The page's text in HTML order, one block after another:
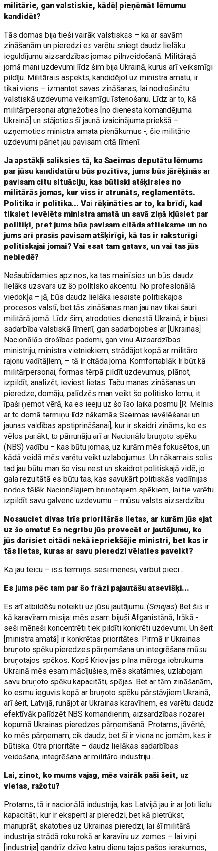
militārie, gan valstiskie, kādēļ pieņēmāt lēmumu
kandidēt?
Tās domas bija tieši vairāk valstiskas – ka ar savām
zināšanām un pieredzi es varētu sniegt daudz lielāku
ieguldījumu aizsardzības jomas pilnveidošanā. Militārajā
jomā mani uzdevumi līdz šim bija Ukrainā, kurus arī veiksmīgi
pildīju. Militārais aspekts, kandidējot uz ministra amatu, ir
tikai viens – izmantot savas zināšanas, lai nodrošinātu
valstiskā uzdevuma veiksmīgu īstenošanu. Līdz ar to, kā
militārpersonai atgriežoties [no dienesta komandējuma
Ukrainā] un stājoties šī jaunā izaicinājuma priekšā –
uzņemoties ministra amata pienākumus -, šie militārie
uzdevumi pāriet jau pavisam citā līmenī.
Ja apstākļi saliksies tā, ka Saeimas deputātu lēmums
par jūsu kandidatūru būs pozitīvs, jums būs jārēķinās ar
pavisam citu situāciju, kas būtiski atšķirsies no
militārās jomas, kur viss ir atrunāts, reglamentēts.
Politika ir politika... Vai rēķināties ar to, ka brīdī, kad
tiksiet ievēlēts ministra amatā un savā ziņā kļūsiet par
politiķi, pret jums būs pavisam citāda attieksme un no
jums arī prasīs pavisam atšķirīgi, kā tas ir raksturīgi
politiskajai jomai? Vai esat tam gatavs, un vai tas jūs
nebiedē?
Nešaubīdamies apzinos, ka tas mainīsies un būs daudz
lielāks uzsvars uz šo politisko akcentu. No profesionālā
viedokļa – jā, būs daudz lielāka iesaiste politiskajos
procesos valstī, bet tās zināšanas man jau nav tikai šauri
militārā jomā. Līdz šim, atrodoties dienestā Ukrainā, ir bijusi
sadarbība valstiskā līmenī, gan sadarbojoties ar [Ukrainas]
Nacionālās drošības padomi, gan viņu Aizsardzības
ministriju, ministra vietniekiem, strādājot kopā ar militāro
rajonu vadītājiem, – tā ir citāda joma. Komfortablāk ir būt kā
militārpersonai, formas tērpā pildīt uzdevumus, plānot,
izpildīt, analizēt, ieviest lietas. Taču manas zināšanas un
pieredze, domāju, palīdzēs man veikt šo politisko lomu, it
īpaši ņemot vērā, ka es ieeju uz šo īso laika posmu [R. Melnis
ar to domā termiņu līdz nākamās Saeimas ievēlēšanai un
jaunas valdības apstiprināšanai], kur ir skaidri zināms, ko es
vēlos panākt, to pārrunāju arī ar Nacionālo bruņoto spēku
(NBS) vadību – kas būtu jomas, uz kurām mēs fokusētos, un
kādā veidā mēs varētu veikt uzlabojumus. Un nākamais solis
tad jau būtu man šo visu nest un skaidrot politiskajā vidē, jo
gala rezultātā es būtu tas, kas savukārt politiskās vadlīnijas
nodos tālāk Nacionālajiem bruņotajiem spēkiem, lai tie varētu
izpildīt savu galveno uzdevumu – mūsu valsts aizsardzību.
Nosauciet divas trīs prioritārās lietas, ar kurām jūs ejat
uz šo amatu! Es negribu jūs provocēt ar jautājumu, ko
jūs darīsiet citādi nekā iepriekšējie ministri, bet kas ir
tās lietas, kuras ar savu pieredzi vēlaties paveikt?
Kā jau teicu – īss termiņš, seši mēneši, varbūt pieci...
Es jums pēc tam par šo frāzi pajautāšu atsevišķi...
Es arī atbildēšu noteikti uz jūsu jautājumu. (Smejas) Bet šis ir
kā karavīram misija: mēs esam bijuši Afganistānā, Irākā -
seši mēneši koncentrēti tiek pildīti konkrēti uzdevumi. Un šeit
[ministra amatā] ir konkrētas prioritātes. Pirmā ir Ukrainas
bruņoto spēku pieredzes pārņemšana un integrēšana mūsu
bruņotajos spēkos. Kopš Krievijas pilna mēroga iebrukuma
Ukrainā mēs esam mācījušies, mēs skatāmies, uzlabojam
savu bruņoto spēku kapacitāti, spējas. Bet ar tām zināšanām,
ko esmu ieguvis kopā ar bruņoto spēku pārstāvjiem Ukrainā,
arī šeit, Latvijā, runājot ar Ukrainas karavīriem, es varētu daudz
efektīvāk palīdzēt NBS komandierim, aizsardzības nozarei
kopumā Ukrainas pieredzes pārņemšanā. Protams, jāvērtē,
ko mēs pārņemam, cik daudz, bet šī ir viena no jomām, kas ir
būtiska. Otra prioritāte – daudz lielākas sadarbības
veidošana, integrēšana ar militāro industriju...
Lai, zinot, ko mums vajag, mēs vairāk paši šeit, uz
vietas, ražotu?
Protams, tā ir nacionālā industrija, kas Latvijā jau ir ar ļoti lielu
kapacitāti, kur ir eksperti ar pieredzi, bet kā pietrūkst,
manuprāt, skatoties uz Ukrainas pieredzi, lai šī militārā
industrija strādā roku rokā ar karavīru uz zemes – lai viņi
[industrija] gandrīz dzīvo katru dienu tajos pašos ierakumos,